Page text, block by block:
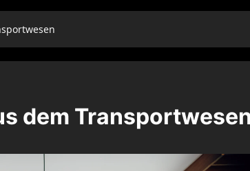
dem Transportwesen